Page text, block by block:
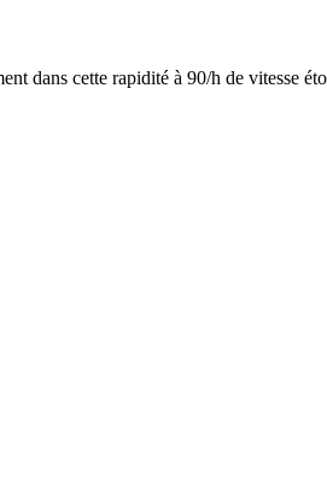
dans cette rapidité à 90/h de vitesse